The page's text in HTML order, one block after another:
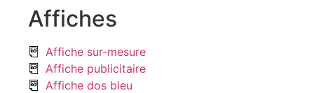
Affiches
Affiche sur-mesure
Affiche publicitaire
Affiche dos bleu